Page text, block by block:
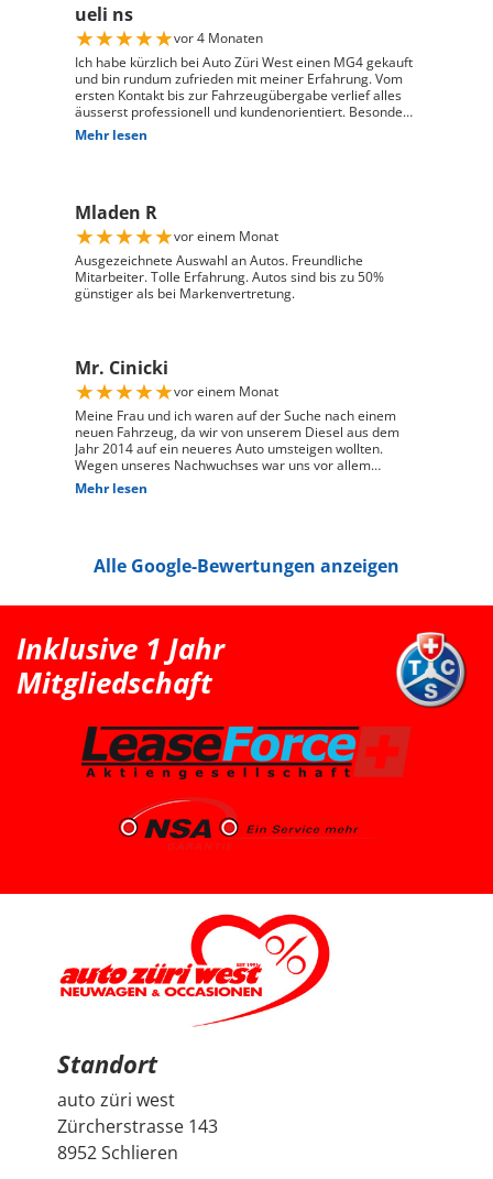
ueli ns
★★★★★vor 4 Monaten
Ich habe kürzlich bei Auto Züri West einen MG4 gekauft
und bin rundum zufrieden mit meiner Erfahrung. Vom
ersten Kontakt bis zur Fahrzeugübergabe verlief alles
äusserst professionell und kundenorientiert. Besonders
hervorheben möchte ich die hervorragende Beratung
durch Herrn David Panic. Er hat sich viel Zeit
und engagierte Art hat den gesamten Kaufprozess sehr
angenehm gemacht. Die Abwicklung verlief reibungslos
und zuverlässig, und ich habe mein Fahrzeug genau so
erhalten, wie ich es mir vorgestellt habe. Ich kann Auto
Züri West uneingeschränkt weiterempfehlen und
bedanke mich herzlich für den ausgezeichneten Service
Mehr lesen
Mladen R
★★★★★vor einem Monat
Ausgezeichnete Auswahl an Autos. Freundliche
Mitarbeiter. Tolle Erfahrung. Autos sind bis zu 50%
günstiger als bei Markenvertretung.
Mr. Cinicki
★★★★★vor einem Monat
Meine Frau und ich waren auf der Suche nach einem
neuen Fahrzeug, da wir von unserem Diesel aus dem
Jahr 2014 auf ein neueres Auto umsteigen wollten.
Wegen unseres Nachwuchses war uns vor allem
wichtig, dass genügend Platz für einen Kindersitz
vorhanden ist und das Fahrzeug gut zu unserem Alltag
Bedürfnisse mit Kindersitz hinter dem Fahrer leider
etwas zu klein. Nach der Probefahrt hat uns der Berater
her nicht überzeugt hat. Somit war für uns klar, dass
der Peugeot 2008 die bessere Wahl ist. Schlussendlich
sind wir wieder zu Auto Züri West zurückgekommen
und konnten dort einen super Deal für einen Peugeot
knapp 7’000 km, ist ein Voll-Benziner und passt für uns
vom Platz, Fahrgefühl und Gesamtpaket sehr gut. Die
Beratung durch Herrn Francesco Salerno war sehr
freundlich, ehrlich und unkompliziert. Auch wenn die
Auswahl für uns relativ klar und limitiert war, fühlten wir
uns gut aufgehoben. Besonders positiv fand ich den
spannenden Austausch mit dem Berater über
allgemeine Autothemen und Dinge, die Autoliebhaber
Thema Auto vorhanden ist. Sehr geschätzt haben wir
zudem, dass vor der Übergabe extra noch ein Service
durchgeführt wurde, damit wir mit dem Fahrzeug
länger Ruhe haben. Das ist nicht selbstverständlich und
hat den positiven Eindruck nochmals verstärkt. Wir
freuen uns sehr über unseren Peugeot 2008 und
bedanken uns herzlich bei Auto Züri West sowie bei
Herrn Francesco Salerno für die angenehme Beratung,
den guten Austausch und den super Deal.
Mehr lesen
Alle Google-Bewertungen anzeigen
Inklusive 1 Jahr
Mitgliedschaft
Standort
auto züri west
Zürcherstrasse 143
8952 Schlieren